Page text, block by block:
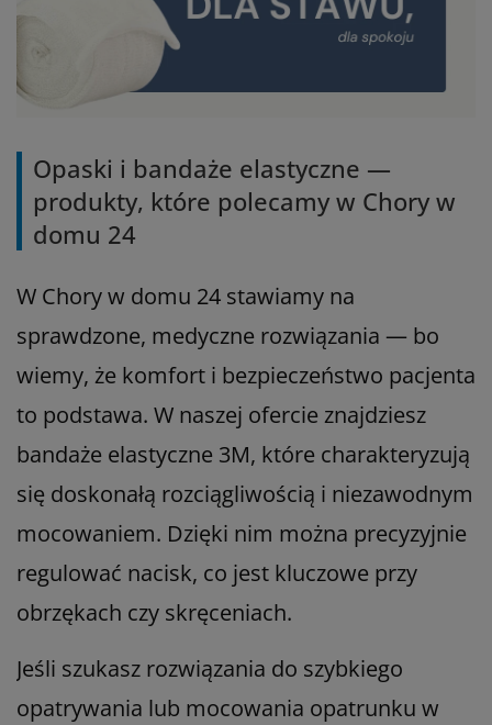
Opaski i bandaże elastyczne —
produkty, które polecamy w Chory w
domu 24
W Chory w domu 24 stawiamy na
sprawdzone, medyczne rozwiązania — bo
wiemy, że komfort i bezpieczeństwo pacjenta
to podstawa. W naszej ofercie znajdziesz
bandaże elastyczne 3M, które charakteryzują
się doskonałą rozciągliwością i niezawodnym
mocowaniem. Dzięki nim można precyzyjnie
regulować nacisk, co jest kluczowe przy
obrzękach czy skręceniach.
Jeśli szukasz rozwiązania do szybkiego
opatrywania lub mocowania opatrunku w